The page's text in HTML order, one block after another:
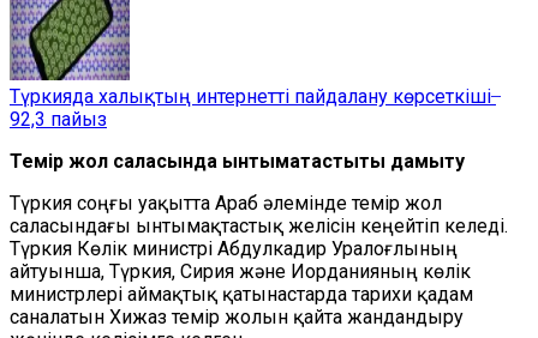
Түркияда халықтың интернетті пайдалану көрсеткіші ̶
92,3 пайыз
Темір жол саласында ынтымақтастықты дамыту
Түркия соңғы уақытта Араб әлемінде темір жол
саласындағы ынтымақтастық желісін кеңейтіп келеді.
Түркия Көлік министрі Абдулкадир Уралоғлының
айтуынша, Түркия, Сирия және Иорданияның көлік
министрлері аймақтық қатынастарда тарихи қадам
саналатын Хижаз темір жолын қайта жандандыру